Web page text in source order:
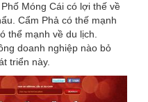
Móng Cái có lợi thế về
Cẩm Phả có thế mạnh
thể mạnh về du lịch.
doanh nghiệp nào bỏ
triển này.